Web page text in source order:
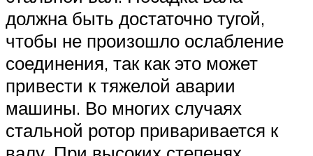
должна быть достаточно тугой,
чтобы не произошло ослабление
соединения, так как это может
привести к тяжелой аварии
машины. Во многих случаях
стальной ротор приваривается к